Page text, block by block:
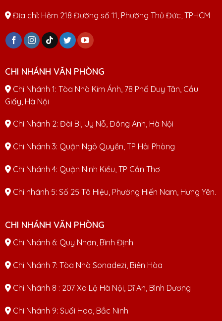
Địa chỉ: Hẻm 218 Đường số 11, Phường Thủ Đức, TPHCM
CHI NHÁNH VĂN PHÒNG
Chi Nhánh 1: Tòa Nhà Kim Ánh, 78 Phố Duy Tân, Cầu
Giấy, Hà Nội
Chi Nhánh 2: Đài Bi, Uy Nỗ, Đông Anh, Hà Nội
Chi Nhánh 3: Quận Ngô Quyền, TP Hải Phòng
Chi Nhánh 4: Quận Ninh Kiều, TP Cần Thơ
Chi nhánh 5: Số 25 Tô Hiệu, Phường Hiến Nam, Hưng Yên.
CHI NHÁNH VĂN PHÒNG
Chi Nhánh 6: Quy Nhơn, Bình Định
Chi Nhánh 7: Tòa Nhà Sonadezi, Biên Hòa
Chi Nhánh 8 : 207 Xa Lộ Hà Nội, Dĩ An, Bình Dương
Chi Nhánh 9: Suối Hoa, Bắc Ninh